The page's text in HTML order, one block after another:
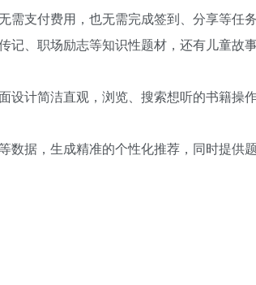
支付费用，也无需完成签到、分享等任
记、职场励志等知识性题材，还有儿童故
计简洁直观，浏览、搜索想听的书籍操
数据，生成精准的个性化推荐，同时提供